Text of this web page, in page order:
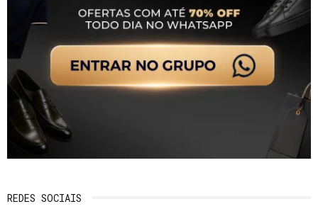
REDES SOCIAIS